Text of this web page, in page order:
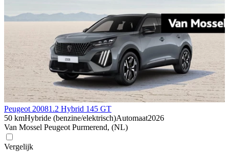
Peugeot 20081.2 Hybrid 145 GT
50 kmHybride (benzine/elektrisch)Automaat2026
Van Mossel Peugeot Purmerend, (NL)
Vergelijk